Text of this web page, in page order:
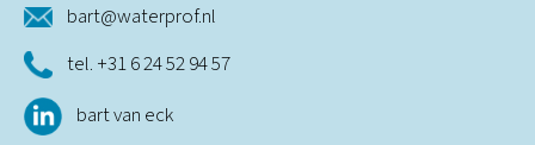
bart@waterprof.nl
tel. +31 6 24 52 94 57
bart van eck